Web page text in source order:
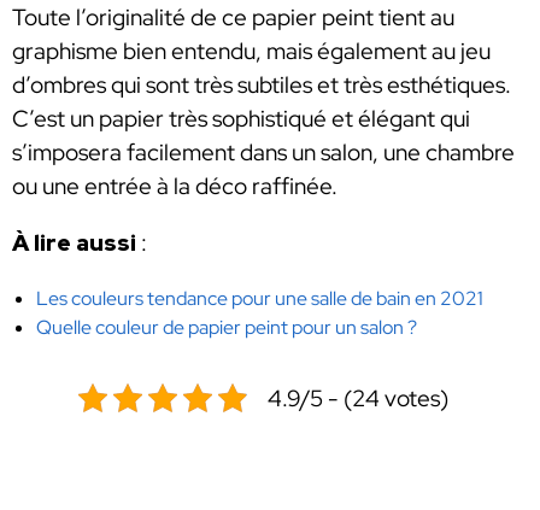
Toute l’originalité de ce papier peint tient au
graphisme bien entendu, mais également au jeu
d’ombres qui sont très subtiles et très esthétiques.
C’est un papier très sophistiqué et élégant qui
s’imposera facilement dans un salon, une chambre
ou une entrée à la déco raffinée.
À lire aussi :
Les couleurs tendance pour une salle de bain en 2021
Quelle couleur de papier peint pour un salon ?
4.9/5 - (24 votes)